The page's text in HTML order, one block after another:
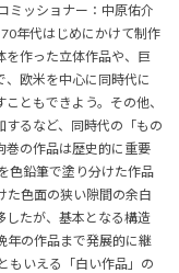
ミッショナー：中原佑介
年代はじめにかけて制作
を作った立体作品や、巨
、欧米を中心に同時代に
ともできよう。その他、
するなど、同時代の「もの
巻の作品は歴史的に重要
色鉛筆で塗り分けた作品
た色面の狭い隙間の余白
したが、基本となる構造
年の作品まで発展的に継
もいえる「白い作品」の